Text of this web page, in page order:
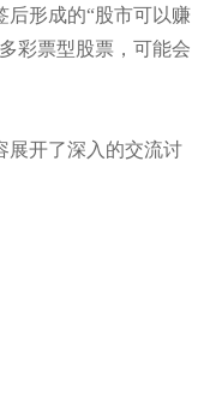
后形成的“股市可以赚
彩票型股票，可能会
开了深入的交流讨